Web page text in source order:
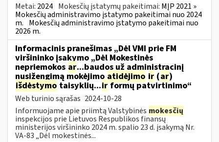
Metai: 2024 Mokesčių įstatymų pakeitimai: MĮP 2021 »
Mokesčių administravimo įstatymo pakeitimai nuo 2024
m. Mokesčių administravimo įstatymo pakeitimai nuo
2026 m.
Informacinis pranešimas „Dėl VMI prie FM
viršininko įsakymo „Dėl Mokestinės
nepriemokos ar...baudos už administracinį
nusižengimą mokėjimo atidėjimo ir (ar)
išdėstymo taisyklių...irformų patvirtinimo“
Web turinio sąrašas 2024-10-28
Informuojame apie priimtą Valstybinės mokesčių
inspekcijos prie Lietuvos Respublikos finansų
ministerijos viršininko 2024 m. spalio 23 d. įsakymą Nr.
VA-83 „Dėl mokestinės...